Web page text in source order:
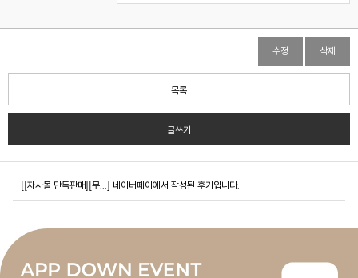
수정 삭제
목록
글쓰기
[[자사몰 단독판매][무...] 네이버페이에서 작성된 후기입니다.